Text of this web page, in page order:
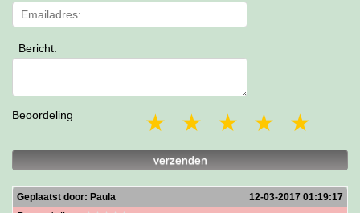
Bericht:
Beoordeling 4 stars
3 stars
2 stars
1 star
verzenden
Geplaatst door: Paula 12-03-2017 01:19:17